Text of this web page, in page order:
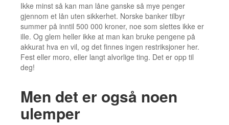
Ikke minst så kan man låne ganske så mye penger
gjennom et lån uten sikkerhet. Norske banker tilbyr
summer på inntil 500 000 kroner, noe som slettes ikke er
ille. Og glem heller ikke at man kan bruke pengene på
akkurat hva en vil, og det finnes ingen restriksjoner her.
Fest eller moro, eller langt alvorlige ting. Det er opp til
deg!
Men det er også noen
ulemper